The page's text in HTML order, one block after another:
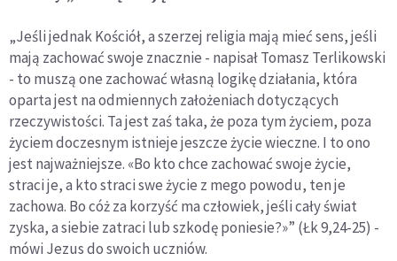
„Jeśli jednak Kościół, a szerzej religia mają mieć sens, jeśli
mają zachować swoje znacznie - napisał Tomasz Terlikowski
- to muszą one zachować własną logikę działania, która
oparta jest na odmiennych założeniach dotyczących
rzeczywistości. Ta jest zaś taka, że poza tym życiem, poza
życiem doczesnym istnieje jeszcze życie wieczne. I to ono
jest najważniejsze. «Bo kto chce zachować swoje życie,
straci je, a kto straci swe życie z mego powodu, ten je
zachowa. Bo cóż za korzyść ma człowiek, jeśli cały świat
zyska, a siebie zatraci lub szkodę poniesie?»” (Łk 9,24-25) -
mówi Jezus do swoich uczniów.